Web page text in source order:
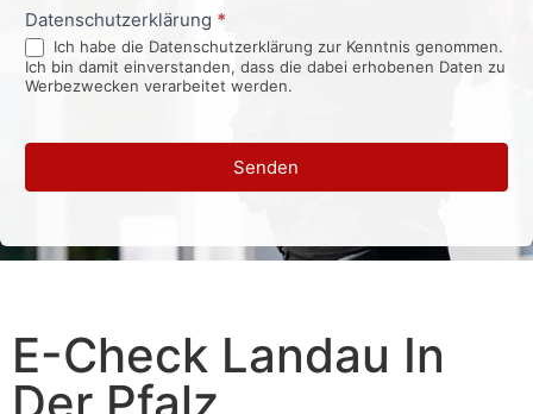
Datenschutzerklärung *
Ich habe die Datenschutzerklärung zur Kenntnis genommen.
Ich bin damit einverstanden, dass die dabei erhobenen Daten zu
Werbezwecken verarbeitet werden.
Senden
E-Check Landau In